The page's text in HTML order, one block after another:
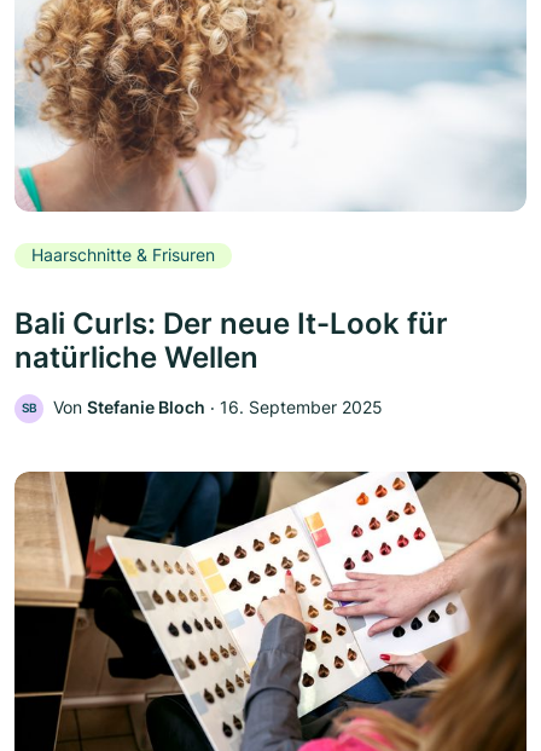
Haarschnitte & Frisuren
Bali Curls: Der neue It-Look für
natürliche Wellen
SB Von Stefanie Bloch ‧ 16. September 2025